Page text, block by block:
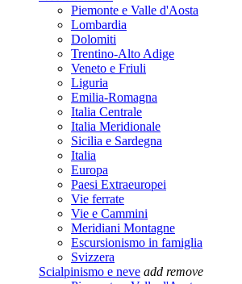
Piemonte e Valle d'Aosta
Lombardia
Dolomiti
Trentino-Alto Adige
Veneto e Friuli
Liguria
Emilia-Romagna
Italia Centrale
Italia Meridionale
Sicilia e Sardegna
Italia
Europa
Paesi Extraeuropei
Vie ferrate
Vie e Cammini
Meridiani Montagne
Escursionismo in famiglia
Svizzera
Scialpinismo e neve add remove